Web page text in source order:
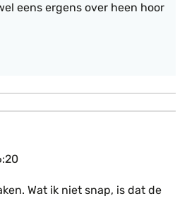
eens ergens over heen hoor
Wat ik niet snap, is dat de